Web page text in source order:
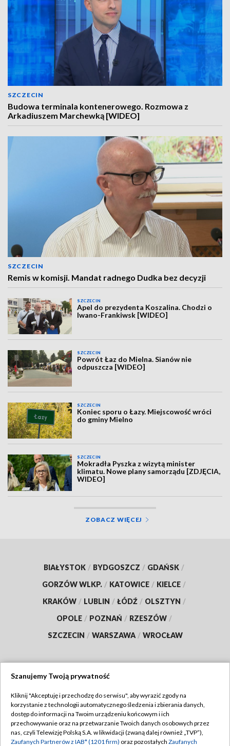
SZCZECIN
Budowa terminala kontenerowego. Rozmowa z
Arkadiuszem Marchewką [WIDEO]
SZCZECIN
Remis w komisji. Mandat radnego Dudka bez decyzji
SZCZECIN
Apel do prezydenta Koszalina. Chodzi o
Iwano-Frankiwsk [WIDEO]
SZCZECIN
Powrót Łaz do Mielna. Sianów nie
odpuszcza [WIDEO]
SZCZECIN
Koniec sporu o Łazy. Miejscowość wróci
do gminy Mielno
SZCZECIN
Mokradła Pyszka z wizytą minister
klimatu. Nowe plany samorządu [ZDJĘCIA,
WIDEO]
ZOBACZ WIĘCEJ
BIAŁYSTOK / BYDGOSZCZ / GDAŃSK /
GORZÓW WLKP. / KATOWICE / KIELCE /
KRAKÓW / LUBLIN / ŁÓDŹ / OLSZTYN /
OPOLE / POZNAŃ / RZESZÓW /
SZCZECIN / WARSZAWA / WROCŁAW
TVP
Abonament TVP
Emisja w TVP
Regulamin TVP
Polityka prywatności
Szanujemy Twoją prywatność
Kliknij "Akceptuję i przechodzę do serwisu", aby wyrazić zgody na
korzystanie z technologii automatycznego śledzenia i zbierania danych,
dostęp do informacji na Twoim urządzeniu końcowym i ich
przechowywanie oraz na przetwarzanie Twoich danych osobowych przez
nas, czyli Telewizję Polską S.A. w likwidacji (zwaną dalej również „TVP”),
Zaufanych Partnerów z IAB* (1201 firm) oraz pozostałych Zaufanych